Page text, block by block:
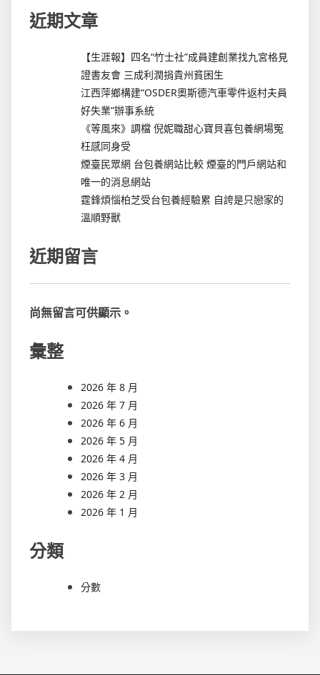
近期文章
【生涯報】四名“竹士社”成員建創業找九宮格見
證書友會 三成利潤捐貴州貧困生
江西萍鄉構建“OSDER奧斯德汽車零件返村夫員
好失業”辦事系統
《等風來》調檔 倪妮職甜心寶貝喜包養網場冤
枉感同身受
煙臺民眾網 台包養網站比較 煙臺的門戶網站和
唯一的消息網站
霆鋒煩惱柏芝受台包養經驗累 自誇是只戀家的
溫順野獸
近期留言
尚無留言可供顯示。
彙整
2026 年 8 月
2026 年 7 月
2026 年 6 月
2026 年 5 月
2026 年 4 月
2026 年 3 月
2026 年 2 月
2026 年 1 月
分類
分數